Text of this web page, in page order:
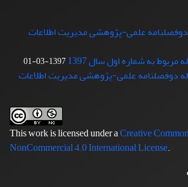
علمی-پژوهشی مدیریت اطلاعات
به شماره اول سال 1397 1397-03-01
دوفصلنامه علمی-پژوهشی مدیریت اطلاعات
This work is licensed under aCreative
NonCommercial 4.0 International License.